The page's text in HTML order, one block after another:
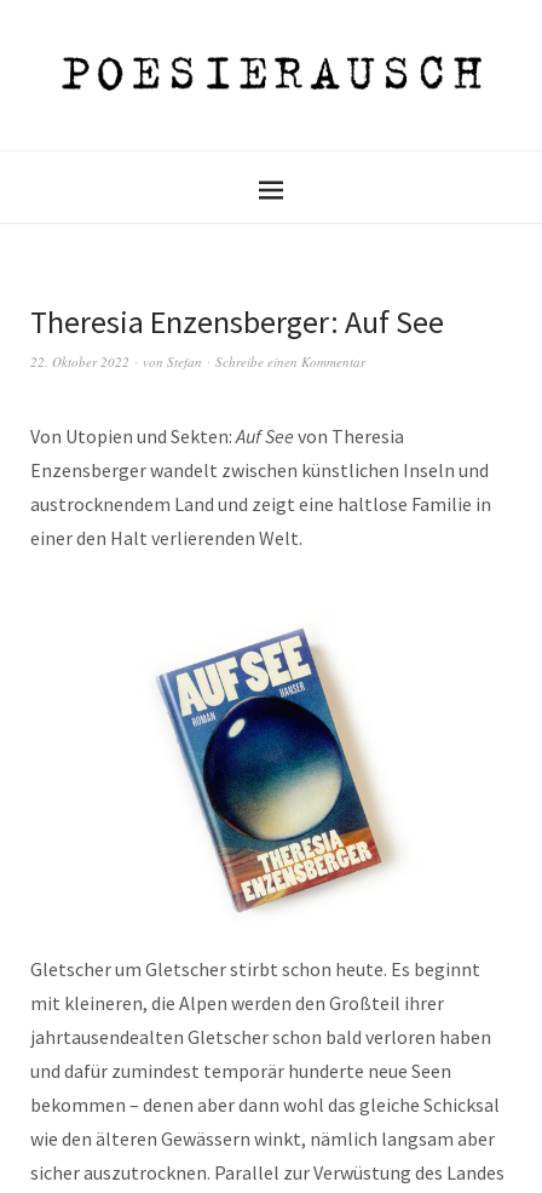
Theresia Enzensberger: Auf See
22. Oktober 2022 von Stefan Schreibe einen Kommentar
Von Utopien und Sekten: Auf See von Theresia
Enzensberger wandelt zwischen künstlichen Inseln und
austrocknendem Land und zeigt eine haltlose Familie in
einer den Halt verlierenden Welt.
Gletscher um Gletscher stirbt schon heute. Es beginnt
mit kleineren, die Alpen werden den Großteil ihrer
jahrtausendealten Gletscher schon bald verloren haben
und dafür zumindest temporär hunderte neue Seen
bekommen – denen aber dann wohl das gleiche Schicksal
wie den älteren Gewässern winkt, nämlich langsam aber
sicher auszutrocknen. Parallel zur Verwüstung des Landes